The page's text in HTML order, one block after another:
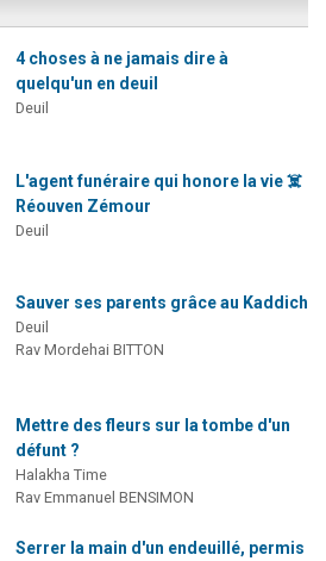
4 choses à ne jamais dire à
quelqu'un en deuil
Deuil
L'agent funéraire qui honore la vie ☠️
Réouven Zémour
Deuil
Sauver ses parents grâce au Kaddich
Deuil
Rav Mordehai BITTON
Mettre des fleurs sur la tombe d'un
défunt ?
Halakha Time
Rav Emmanuel BENSIMON
Serrer la main d'un endeuillé, permis